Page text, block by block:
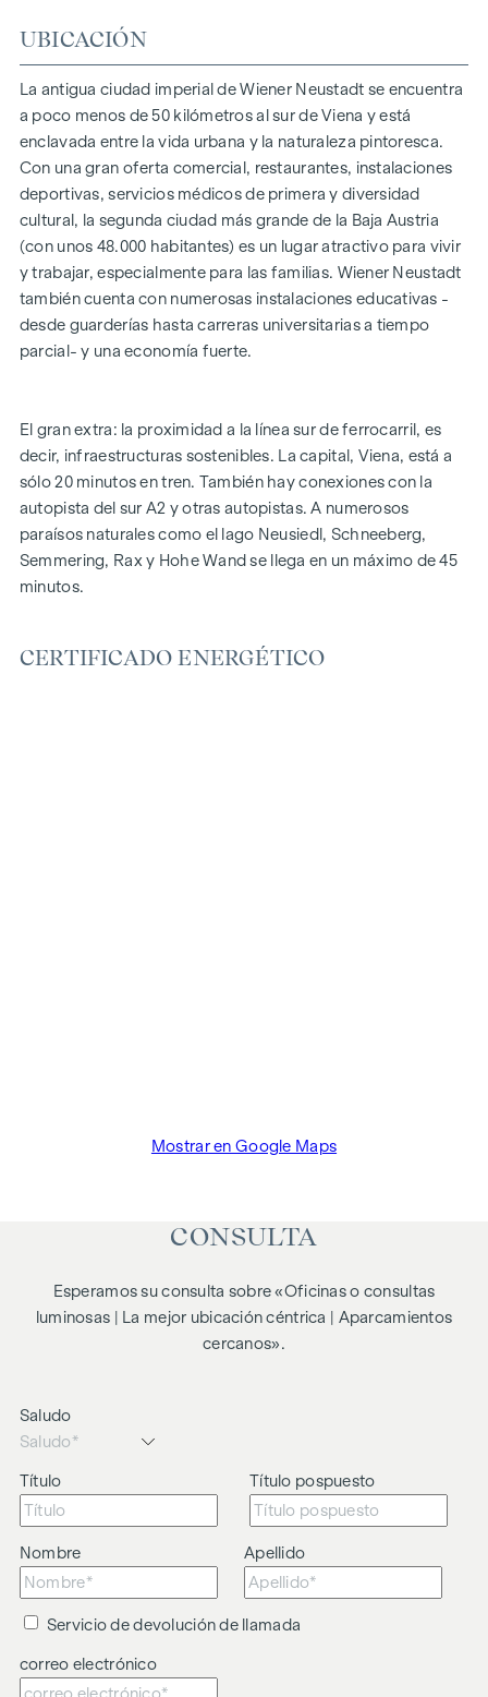
UBICACIÓN
La antigua ciudad imperial de Wiener Neustadt se encuentra
a poco menos de 50 kilómetros al sur de Viena y está
enclavada entre la vida urbana y la naturaleza pintoresca.
Con una gran oferta comercial, restaurantes, instalaciones
deportivas, servicios médicos de primera y diversidad
cultural, la segunda ciudad más grande de la Baja Austria
(con unos 48.000 habitantes) es un lugar atractivo para vivir
y trabajar, especialmente para las familias. Wiener Neustadt
también cuenta con numerosas instalaciones educativas -
desde guarderías hasta carreras universitarias a tiempo
parcial- y una economía fuerte.
El gran extra: la proximidad a la línea sur de ferrocarril, es
decir, infraestructuras sostenibles. La capital, Viena, está a
sólo 20 minutos en tren. También hay conexiones con la
autopista del sur A2 y otras autopistas. A numerosos
paraísos naturales como el lago Neusiedl, Schneeberg,
Semmering, Rax y Hohe Wand se llega en un máximo de 45
minutos.
CERTIFICADO ENERGÉTICO
Mostrar en Google Maps
CONSULTA
Esperamos su consulta sobre «Oficinas o consultas
luminosas | La mejor ubicación céntrica | Aparcamientos
cercanos».
Saludo
Título Título pospuesto
Nombre Apellido
Servicio de devolución de llamada
correo electrónico